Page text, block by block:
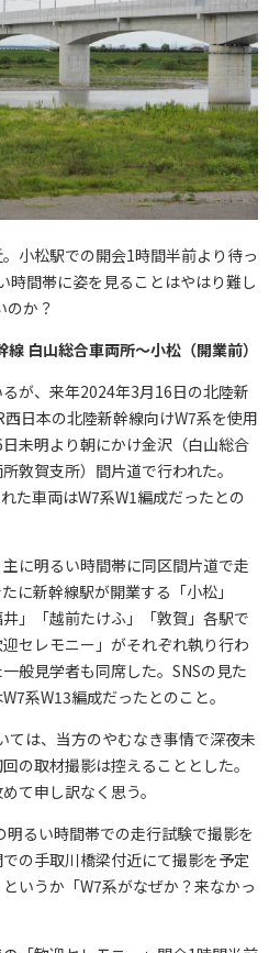
小松駅での開会1時間半前より待っ
時間帯に姿を見ることはやはり難し
のか？
白山総合車両所～小松（開業前）
が、来年2024年3月16日の北陸新
日本の北陸新幹線向けW7系を使用
未明より朝にかけ金沢（白山総合
敦賀支所）間片道で行われた。
た車両はW7系W1編成だったとの
に明るい時間帯に同区間片道で走
に新幹線駅が開業する「小松」
」「越前たけふ」「敦賀」各駅で
セレモニー」がそれぞれ執り行わ
般見学者も同席した。SNSの見た
系W13編成だったとのこと。
は、当方のやむなき事情で深夜未
の取材撮影は控えることとした。
て申し訳なく思う。
るい時間帯での走行試験で撮影を
の手取川橋梁付近にて撮影を予定
いうか「W7系がなぜか？来なかっ